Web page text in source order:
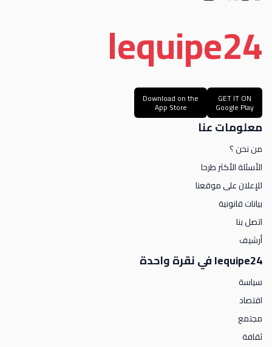
lequipe24
GET IT ON
Google Play
Download on the
App Store
معلومات عنا
من نحن ؟
الأسئلة الأكثر طرحا
للإعلان على موقعنا
بيانات قانونية
اتصل بنا
أرشيف
lequipe24 في نقرة واحدة
سياسة
اقتصاد
مجتمع
ثقافة